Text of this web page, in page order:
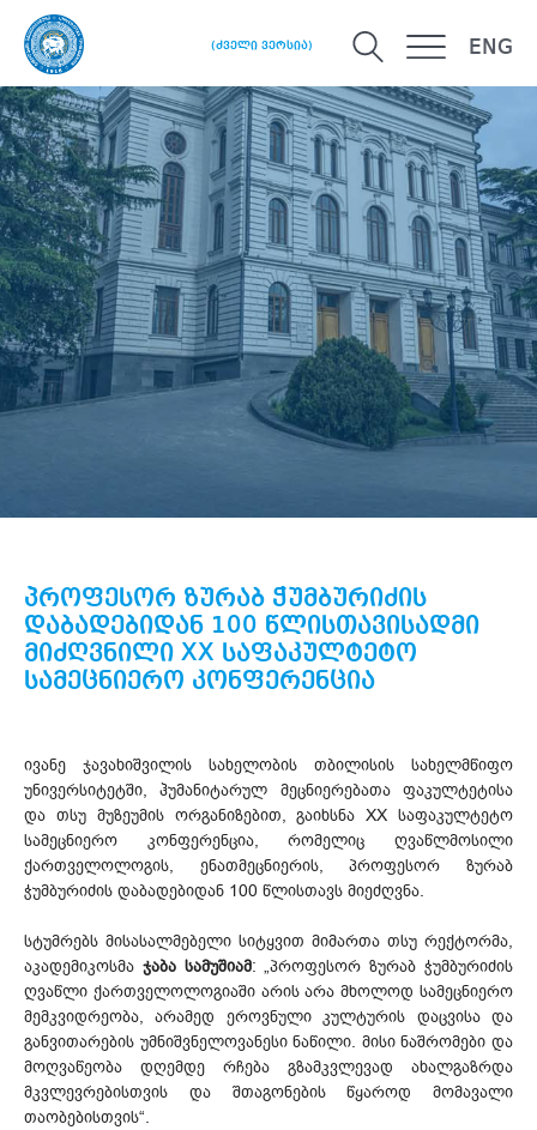
(ძველი ვერსია) ENG
მთავარი
პროფესორ ზურაბ ჭუმბურიძის დაბადებიდან
100 წლისთავისადმი მიძღვნილი XX საფაკულტეტო
სამეცნიერო კონფერენცია
პროფესორ ზურაბ ჭუმბურიძის
დაბადებიდან 100 წლისთავისადმი
მიძღვნილი XX საფაკულტეტო
სამეცნიერო კონფერენცია
ივანე ჯავახიშვილის სახელობის თბილისის სახელმწიფო
უნივერსიტეტში, ჰუმანიტარულ მეცნიერებათა ფაკულტეტისა
და თსუ მუზეუმის ორგანიზებით, გაიხსნა XX საფაკულტეტო
სამეცნიერო კონფერენცია, რომელიც ღვაწლმოსილი
ქართველოლოგის, ენათმეცნიერის, პროფესორ ზურაბ
ჭუმბურიძის დაბადებიდან 100 წლისთავს მიეძღვნა.
სტუმრებს მისასალმებელი სიტყვით მიმართა თსუ რექტორმა,
აკადემიკოსმა ჯაბა სამუშიამ: „პროფესორ ზურაბ ჭუმბურიძის
ღვაწლი ქართველოლოგიაში არის არა მხოლოდ სამეცნიერო
მემკვიდრეობა, არამედ ეროვნული კულტურის დაცვისა და
განვითარების უმნიშვნელოვანესი ნაწილი. მისი ნაშრომები და
მოღვაწეობა დღემდე რჩება გზამკვლევად ახალგაზრდა
მკვლევრებისთვის და შთაგონების წყაროდ მომავალი
თაობებისთვის“.